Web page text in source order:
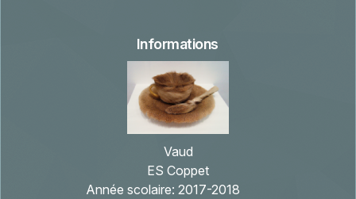
Informations
Vaud
ES Coppet
Année scolaire: 2017-2018